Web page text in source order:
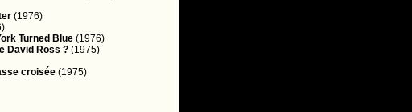
(1976)
Turned Blue (1976)
David Ross ? (1975)
croisée (1975)